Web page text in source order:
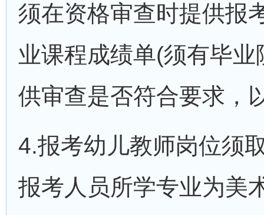
须在资格审查时提供报
业课程成绩单(须有毕
供审查是否符合要求，
4.报考幼儿教师岗位须
报考人员所学专业为美